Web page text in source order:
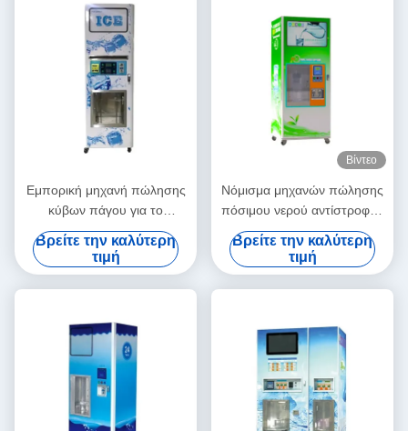
Εμπορική μηχανή πώλησης
κύβων πάγου για το
ξενοδοχείο εστιατορίων
αερολιμένων
Βρείτε την καλύτερη
τιμή
Βίντεο
Νόμισμα μηχανών πώλησης
πόσιμου νερού αντίστροφης
όσμωσης που
χρησιμοποιείται με τη
διήθηση 9 σταδίων
Βρείτε την καλύτερη
τιμή